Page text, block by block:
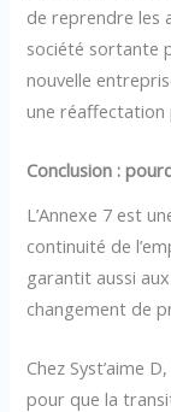
de reprendre les
société sortante
nouvelle
une
Conclusion :
L’Annexe 7 est
continuité de
garantit aussi
changement de
Chez Syst’aime
pour que la